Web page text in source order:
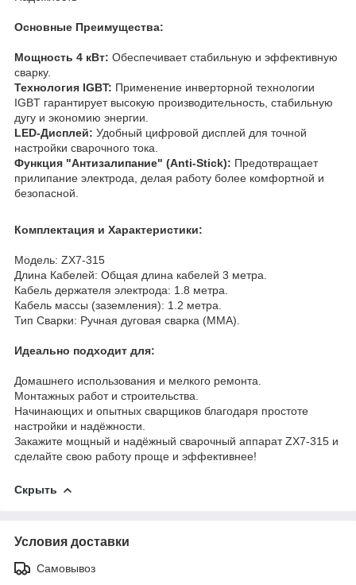
Основные Преимущества:
Мощность 4 кВт: Обеспечивает стабильную и эффективную
сварку.
Технология IGBT: Применение инверторной технологии
IGBT гарантирует высокую производительность, стабильную
дугу и экономию энергии.
LED-Дисплей: Удобный цифровой дисплей для точной
настройки сварочного тока.
Функция "Антизалипание" (Anti-Stick): Предотвращает
прилипание электрода, делая работу более комфортной и
безопасной.
Комплектация и Характеристики:
Модель: ZX7-315
Длина Кабелей: Общая длина кабелей 3 метра.
Кабель держателя электрода: 1.8 метра.
Кабель массы (заземления): 1.2 метра.
Тип Сварки: Ручная дуговая сварка (ММА).
Идеально подходит для:
Домашнего использования и мелкого ремонта.
Монтажных работ и строительства.
Начинающих и опытных сварщиков благодаря простоте
настройки и надёжности.
Закажите мощный и надёжный сварочный аппарат ZX7-315 и
сделайте свою работу проще и эффективнее!
Скрыть
Условия доставки
Самовывоз